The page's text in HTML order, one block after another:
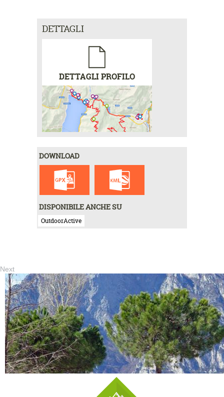
DETTAGLI
DETTAGLI PROFILO
DOWNLOAD
DISPONIBILE ANCHE SU
OutdoorActive
Next